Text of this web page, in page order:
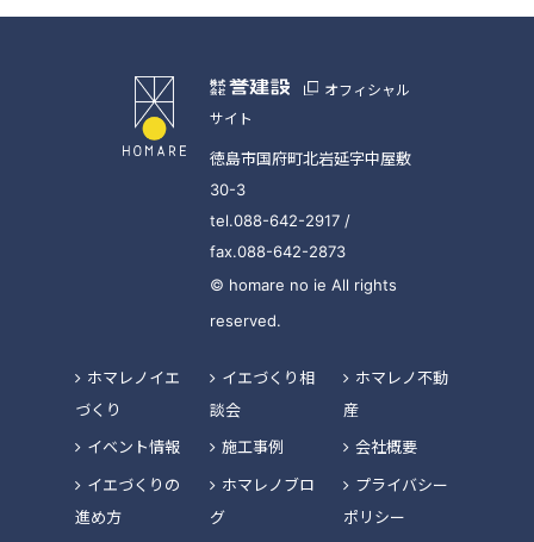
オフィシャル
サイト
徳島市国府町北岩延字中屋敷
30-3
tel.088-642-2917 /
fax.088-642-2873
© homare no ie All rights
reserved.
ホマレノイエ
づくり
イベント情報
イエづくりの
進め方
イエづくり相
談会
施工事例
ホマレノブロ
グ
ホマレノ不動
産
会社概要
プライバシー
ポリシー